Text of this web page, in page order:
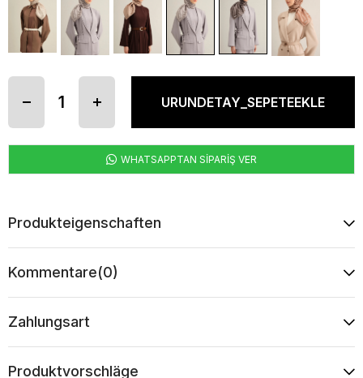
WHATSAPPTAN SİPARİŞ VER
Produkteigenschaften
Kommentare(0)
Zahlungsart
Produktvorschläge